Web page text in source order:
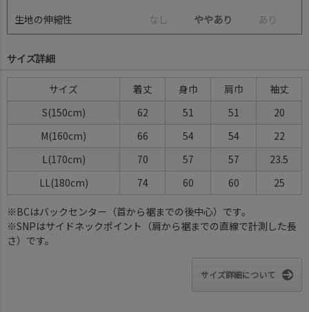
生地の伸縮性 な し ややあり あ り
サイズ詳細
サイズ 着丈 身巾 肩巾
袖丈
S(150cm)
62 51 51
20
M(160cm)
66 54 54
22
L(170cm)
70 57 57
23.5
LL(180cm)
74 60 60 25
※BCはバックセンター（首から裾までの後中心）です。
※SNPはサイドネックポイント（肩から裾までの直線で計測した長
さ）です。
サイズ詳細について